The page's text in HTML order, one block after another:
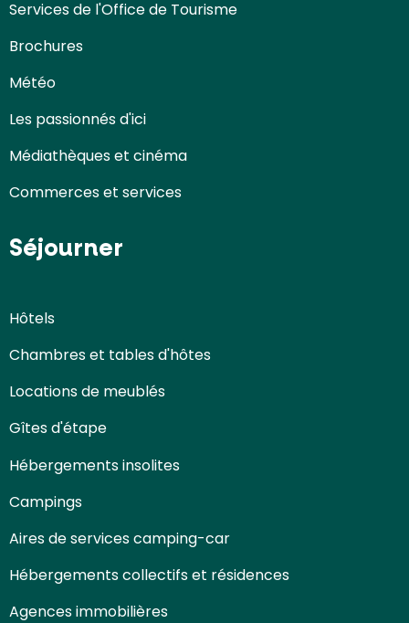
Services de l'Office de Tourisme
Brochures
Météo
Les passionnés d'ici
Médiathèques et cinéma
Commerces et services
Séjourner
Hôtels
Chambres et tables d'hôtes
Locations de meublés
Gîtes d'étape
Hébergements insolites
Campings
Aires de services camping-car
Hébergements collectifs et résidences
Agences immobilières